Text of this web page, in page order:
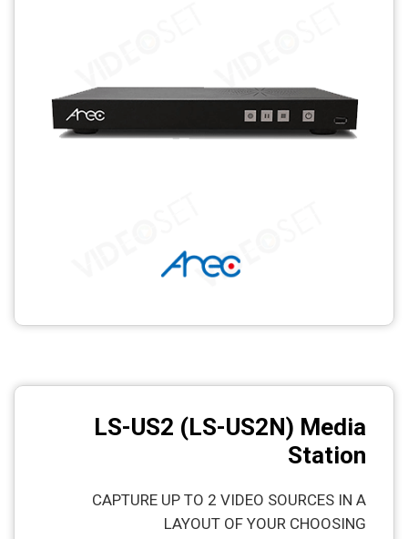
LS-US2 (LS-US2N) Media
Station
CAPTURE UP TO 2 VIDEO SOURCES IN A
LAYOUT OF YOUR CHOOSING